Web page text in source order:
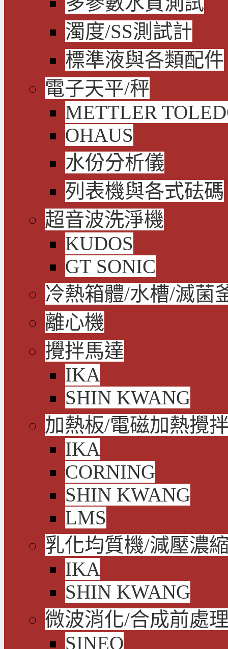
濁度/SS測試計
標準液與各類配件
電子天平/秤
METTLER
OHAUS
水份分析儀
列表機與各式砝碼
超音波洗淨機
KUDOS
GT SONIC
冷熱箱體/水槽/滅菌
離心機
攪拌馬達
IKA
SHIN KWANG
加熱板/電磁加熱攪
IKA
CORNING
SHIN KWANG
LMS
乳化均質機/減壓濃
IKA
SHIN KWANG
微波消化/合成前處
SINEO